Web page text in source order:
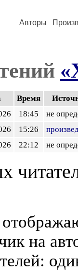
Авторы
Время
18:45
не
15:26
22:12 не
на